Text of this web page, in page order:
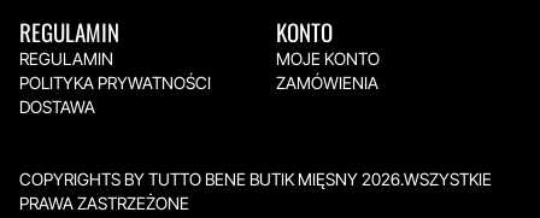
REGULAMIN
REGULAMIN
POLITYKA PRYWATNOŚCI
DOSTAWA
KONTO
MOJE KONTO
ZAMÓWIENIA
COPYRIGHTS BY TUTTO BENE BUTIK MIĘSNY 2026.WSZYSTKIE
PRAWA ZASTRZEŻONE